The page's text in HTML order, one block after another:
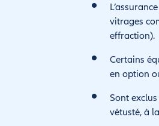
vitrages
effraction).
Certains
en option
Sont
vétusté, à